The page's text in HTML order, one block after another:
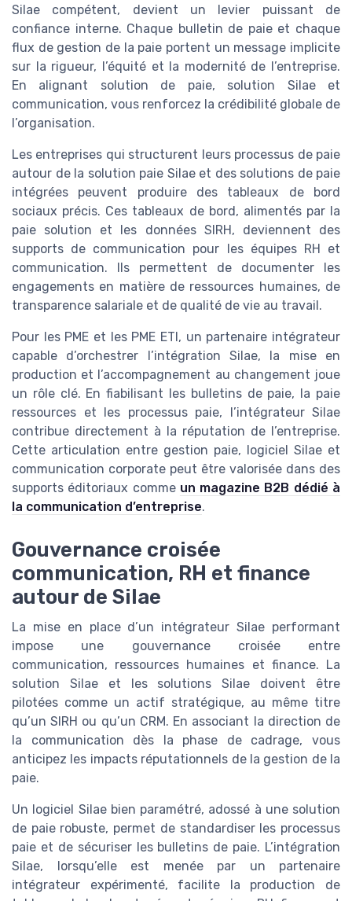
Silae compétent, devient un levier puissant de
confiance interne. Chaque bulletin de paie et chaque
flux de gestion de la paie portent un message implicite
sur la rigueur, l’équité et la modernité de l’entreprise.
En alignant solution de paie, solution Silae et
communication, vous renforcez la crédibilité globale de
l’organisation.
Les entreprises qui structurent leurs processus de paie
autour de la solution paie Silae et des solutions de paie
intégrées peuvent produire des tableaux de bord
sociaux précis. Ces tableaux de bord, alimentés par la
paie solution et les données SIRH, deviennent des
supports de communication pour les équipes RH et
communication. Ils permettent de documenter les
engagements en matière de ressources humaines, de
transparence salariale et de qualité de vie au travail.
Pour les PME et les PME ETI, un partenaire intégrateur
capable d’orchestrer l’intégration Silae, la mise en
production et l’accompagnement au changement joue
un rôle clé. En fiabilisant les bulletins de paie, la paie
ressources et les processus paie, l’intégrateur Silae
contribue directement à la réputation de l’entreprise.
Cette articulation entre gestion paie, logiciel Silae et
communication corporate peut être valorisée dans des
supports éditoriaux comme un magazine B2B dédié à
la communication d’entreprise.
Gouvernance croisée
communication, RH et finance
autour de Silae
La mise en place d’un intégrateur Silae performant
impose une gouvernance croisée entre
communication, ressources humaines et finance. La
solution Silae et les solutions Silae doivent être
pilotées comme un actif stratégique, au même titre
qu’un SIRH ou qu’un CRM. En associant la direction de
la communication dès la phase de cadrage, vous
anticipez les impacts réputationnels de la gestion de la
paie.
Un logiciel Silae bien paramétré, adossé à une solution
de paie robuste, permet de standardiser les processus
paie et de sécuriser les bulletins de paie. L’intégration
Silae, lorsqu’elle est menée par un partenaire
intégrateur expérimenté, facilite la production de